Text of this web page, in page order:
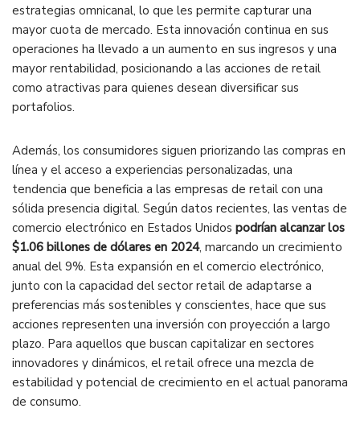
estrategias omnicanal, lo que les permite capturar una
mayor cuota de mercado. Esta innovación continua en sus
operaciones ha llevado a un aumento en sus ingresos y una
mayor rentabilidad, posicionando a las acciones de retail
como atractivas para quienes desean diversificar sus
portafolios.
Además, los consumidores siguen priorizando las compras en
línea y el acceso a experiencias personalizadas, una
tendencia que beneficia a las empresas de retail con una
sólida presencia digital. Según datos recientes, las ventas de
comercio electrónico en Estados Unidos podrían alcanzar los
$1.06 billones de dólares en 2024, marcando un crecimiento
anual del 9%. Esta expansión en el comercio electrónico,
junto con la capacidad del sector retail de adaptarse a
preferencias más sostenibles y conscientes, hace que sus
acciones representen una inversión con proyección a largo
plazo. Para aquellos que buscan capitalizar en sectores
innovadores y dinámicos, el retail ofrece una mezcla de
estabilidad y potencial de crecimiento en el actual panorama
de consumo.